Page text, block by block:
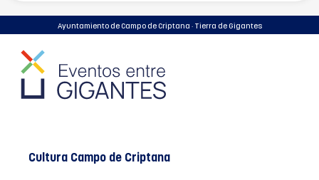
Ayuntamiento de Campo de Criptana · Tierra de Gigantes
Cultura Campo de Criptana